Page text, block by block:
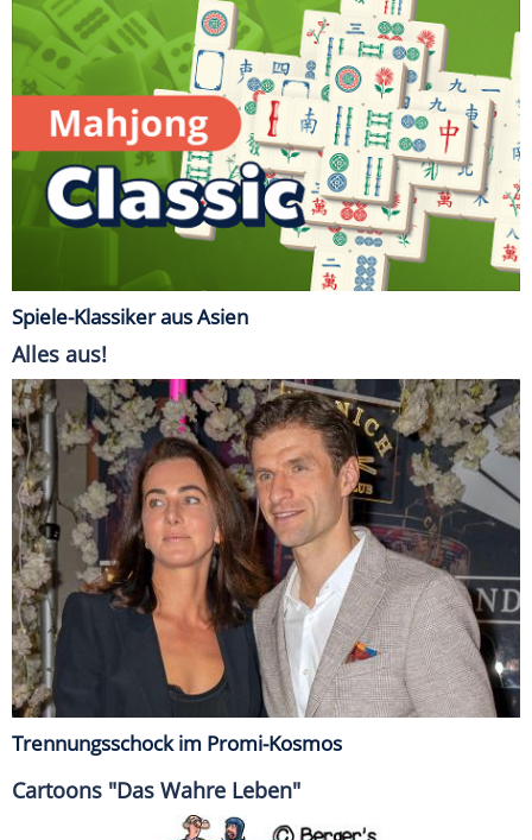
Spiele-Klassiker aus Asien
Alles aus!
Trennungsschock im Promi-Kosmos
Cartoons "Das Wahre Leben"